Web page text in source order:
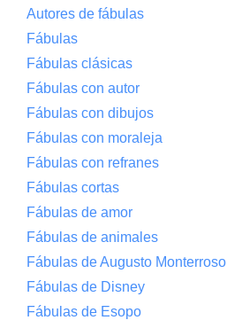
Autores de fábulas
Fábulas
Fábulas clásicas
Fábulas con autor
Fábulas con dibujos
Fábulas con moraleja
Fábulas con refranes
Fábulas cortas
Fábulas de amor
Fábulas de animales
Fábulas de Augusto Monterroso
Fábulas de Disney
Fábulas de Esopo